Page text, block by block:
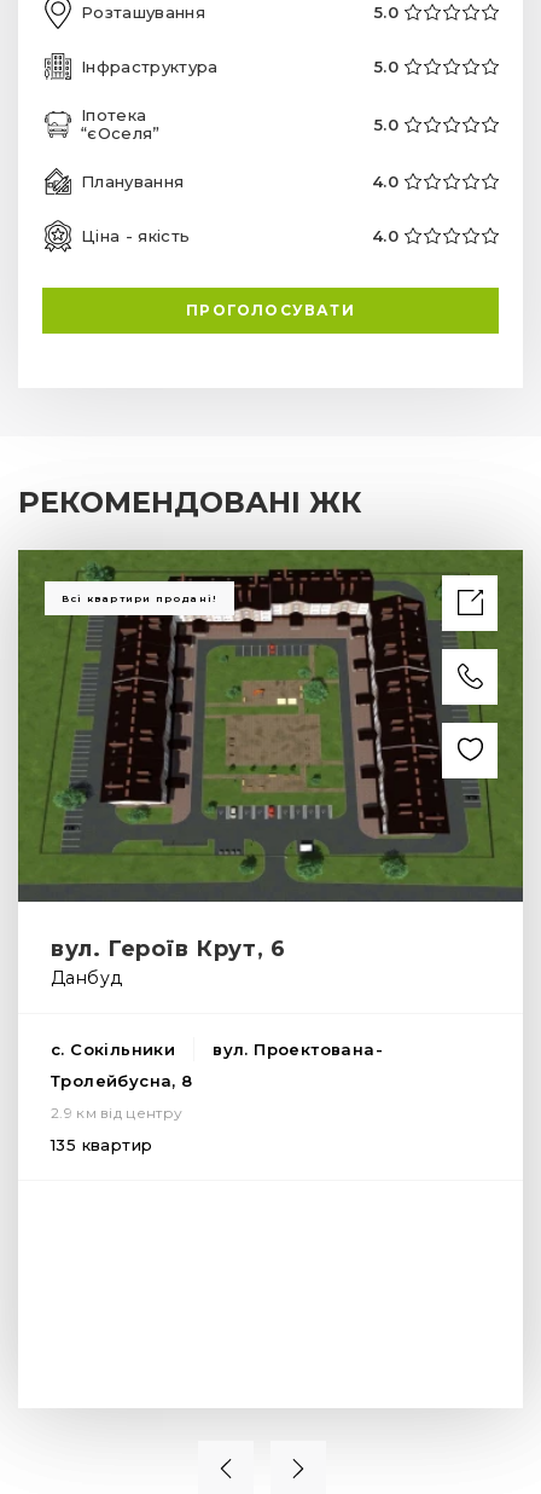
Розташування 5.0
Інфраструктура 5.0
Іпотека
“єОселя”
5.0
Планування 4.0
Ціна - якість 4.0
ПРОГОЛОСУВАТИ
РЕКОМЕНДОВАНІ ЖК
Всі квартири продані!
вул. Героїв Крут, 6
Данбуд
с. Сокільники
вул. Проектована-
Тролейбусна, 8
2.9 км від центру
135 квартир